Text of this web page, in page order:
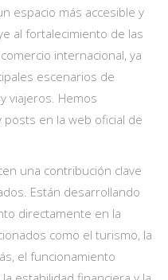
espacio más accesible y
al fortalecimiento de las
internacional, ya
escenarios de
viajeros. Hemos
en la web oficial de
una contribución clave
Están desarrollando
directamente en la
como el turismo, la
el funcionamiento